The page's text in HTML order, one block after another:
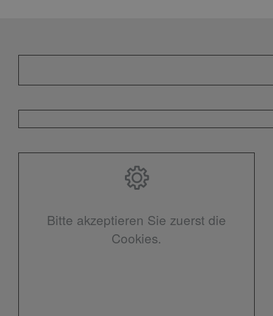
Bitte akzeptieren Sie zuerst die
Cookies.